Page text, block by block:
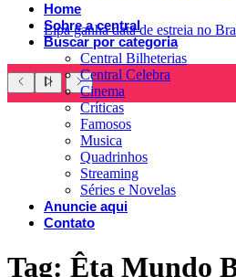
Lipa ganha data de estreia no
Home
Sobre a central
Buscar por categoria
Central Bilheterias
Central Celebra
Cinema
Críticas
Famosos
Musica
Quadrinhos
Streaming
Séries e Novelas
Anuncie aqui
Contato
Tag: Êta Mundo